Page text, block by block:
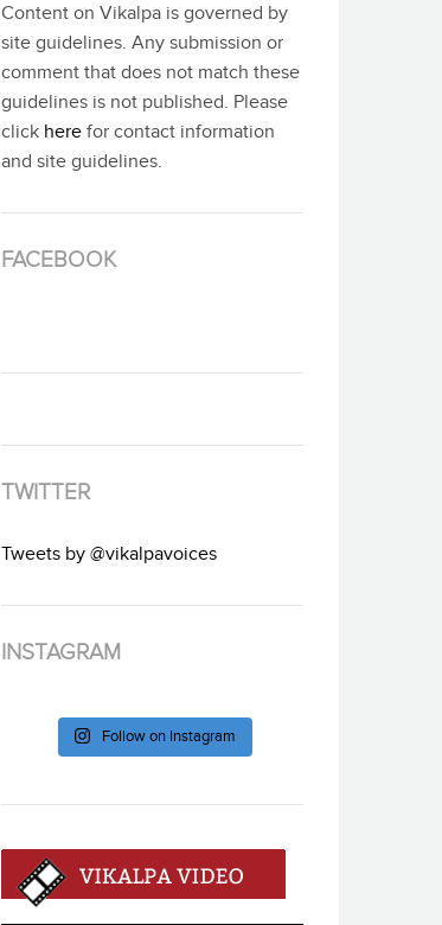
Content on Vikalpa is governed by
site guidelines. Any submission or
comment that does not match these
guidelines is not published. Please
click here for contact information
and site guidelines.
FACEBOOK
TWITTER
Tweets by @vikalpavoices
INSTAGRAM
Follow on Instagram